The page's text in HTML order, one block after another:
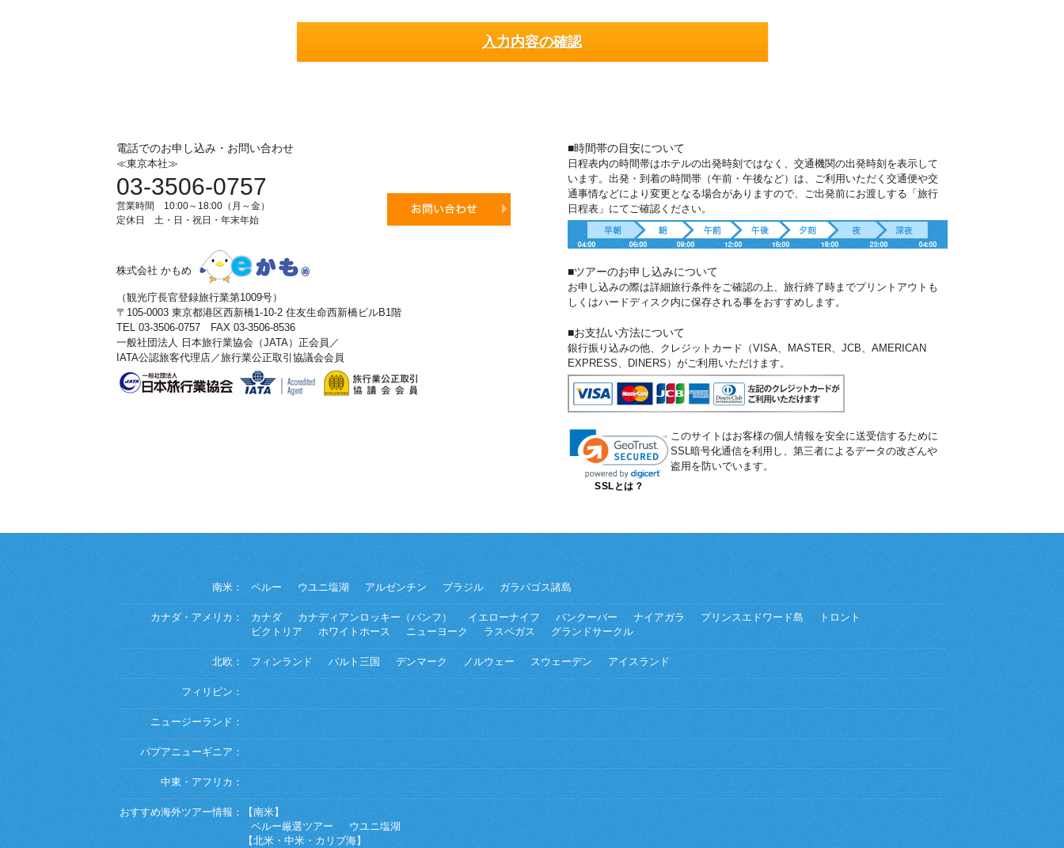
電話でのお申し込み・お問い合わせ
≪東京本社≫
03-3506-0757
営業時間 10:00～18:00（月～金）
定休日 土・日・祝日・年末年始
株式会社 かもめ
（観光庁長官登録旅行業第1009号）
〒105-0003 東京都港区西新橋1-10-2 住友生命西新橋ビルB1階
TEL 03-3506-0757 FAX 03-3506-8536
一般社団法人 日本旅行業協会（JATA）正会員／
IATA公認旅客代理店／旅行業公正取引協議会会員
■時間帯の目安について
日程表内の時間帯はホテルの出発時刻ではなく、交通機関の出発時刻を表示して
います。出発・到着の時間帯（午前・午後など）は、ご利用いただく交通便や交
通事情などにより変更となる場合がありますので、ご出発前にお渡しする「旅行
日程表」にてご確認ください。
■ツアーのお申し込みについて
お申し込みの際は詳細旅行条件をご確認の上、旅行終了時までプリントアウトも
しくはハードディスク内に保存される事をおすすめします。
■お支払い方法について
銀行振り込みの他、クレジットカード（VISA、MASTER、JCB、AMERICAN
EXPRESS、DINERS）がご利用いただけます。
SSLとは？
このサイトはお客様の個人情報を安全に送受信するために
SSL暗号化通信を利用し、第三者によるデータの改ざんや
盗用を防いでいます。
南米： ペルー ウユニ塩湖 アルゼンチン ブラジル ガラパゴス諸島
カナダ・アメリカ： カナダ カナディアンロッキー（バンフ） イエローナイフ バンクーバー ナイアガラ プリンスエドワード島
トロント
ビクトリア
ホワイトホース ニューヨーク ラスベガス グランドサークル
北欧： フィンランド バルト三国 デンマーク ノルウェー スウェーデン アイスランド
フィリピン：
ニュージーランド：
パプアニューギニア：
中東・アフリカ：
おすすめ海外ツアー情報：
【南米】
ペルー厳選ツアー
ウユニ塩湖
【北米・中米・カリブ海】